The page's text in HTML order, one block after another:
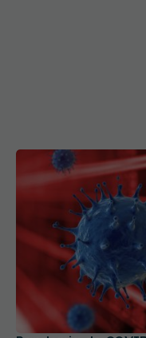
Pandemia de
tabu în China, la 5
deces legat de
13 ian 2025, 09:49